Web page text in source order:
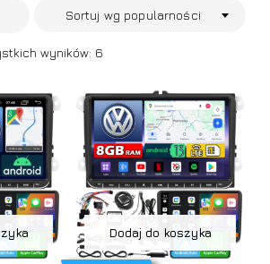
wyników: 6Posortowane
Sortuj wg popularności
Dodaj do koszyka